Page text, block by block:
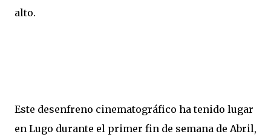
alto.
Este desenfreno cinematográfico ha tenido lugar
en Lugo durante el primer fin de semana de Abril,